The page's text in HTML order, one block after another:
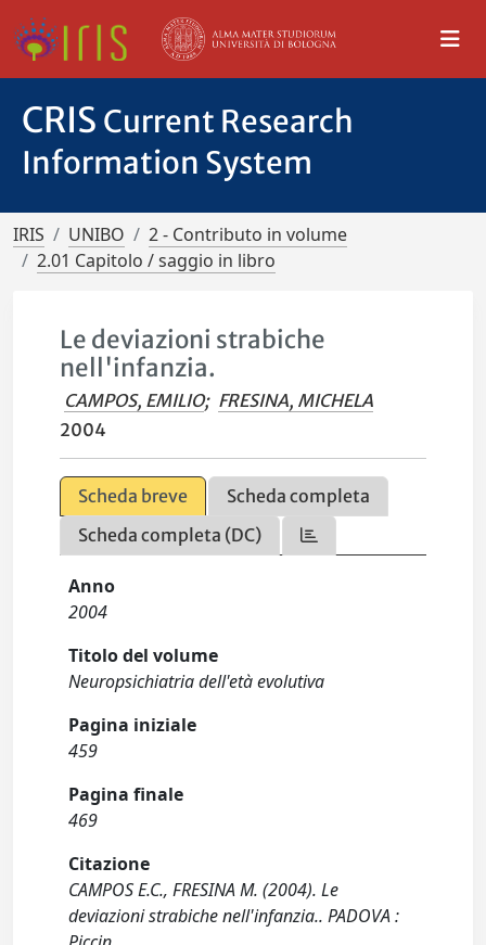
CRIS Current Research
Information System
IRIS UNIBO
2 - Contributo in volume
2.01 Capitolo / saggio in libro
Le deviazioni strabiche
nell'infanzia.
CAMPOS, EMILIO; FRESINA, MICHELA
2004
Scheda breve
Scheda completa
Scheda completa (DC)
Anno
2004
Titolo del volume
Neuropsichiatria dell'età evolutiva
Pagina iniziale
459
Pagina finale
469
Citazione
CAMPOS E.C., FRESINA M. (2004). Le
deviazioni strabiche nell'infanzia.. PADOVA :